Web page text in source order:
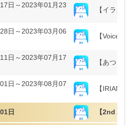
日～2023年01月23
【イラス
日～2023年03月06
【Voice
日～2023年07月17
【あつま
日～2023年08月07
【IRIAM
日 【2nd